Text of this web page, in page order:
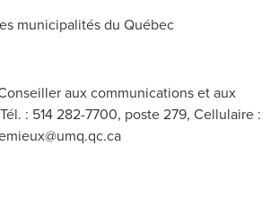
municipalités du Québec
aux communications et aux
: 514 282-7700, poste 279, Cellulaire :